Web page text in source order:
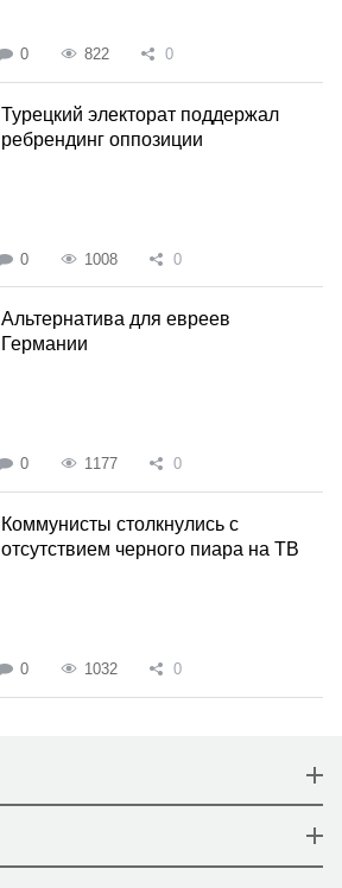
0 822 0
Турецкий электорат поддержал
ребрендинг оппозиции
0 1008 0
Альтернатива для евреев
Германии
0 1177 0
Коммунисты столкнулись с
отсутствием черного пиара на ТВ
0 1032 0